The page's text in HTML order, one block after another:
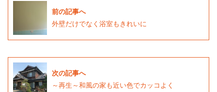
前の記事へ
外壁だけでなく浴室もきれいに
次の記事へ
～再生～和風の家も近い色でカッコよく